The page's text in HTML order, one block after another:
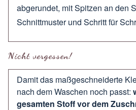
abgerundet, mit Spitzen an den
Schnittmuster und Schritt für
Nicht vergessen!
Damit das maßgeschneiderte
nach dem Waschen noch passt:
gesamten Stoff vor dem